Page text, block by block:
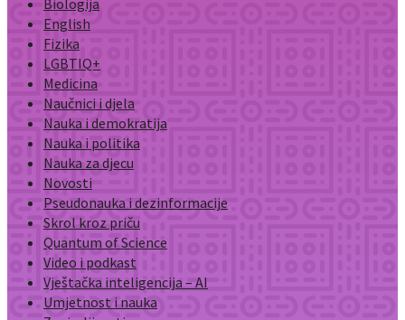
Biologija
English
Fizika
LGBTIQ+
Medicina
Naučnici i djela
Nauka i demokratija
Nauka i politika
Nauka za djecu
Novosti
Pseudonauka i dezinformacije
Skrol kroz priču
Quantum of Science
Video i podkast
Vještačka inteligencija – AI
Umjetnost i nauka